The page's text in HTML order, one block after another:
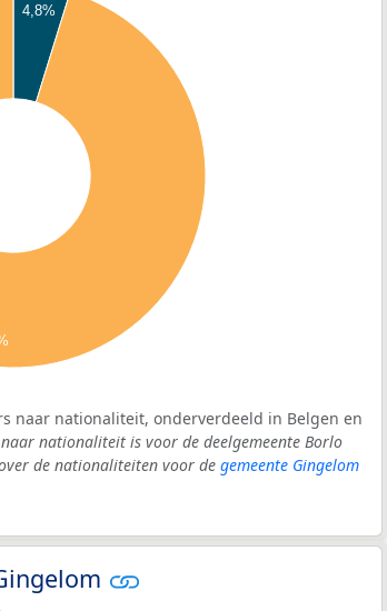
4,8%
naar nationaliteit, onderverdeeld in Belgen en
nationaliteit is voor de deelgemeente Borlo
de nationaliteiten voor de gemeente Gingelom